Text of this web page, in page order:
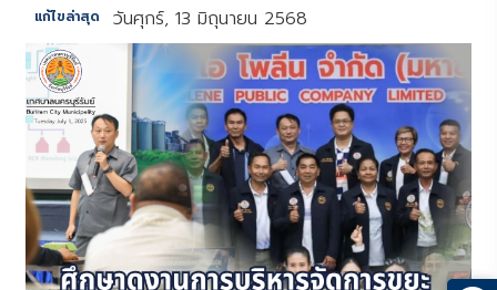
แก้ไขล่าสุด วันศุกร์, 13 มิถุนายน 2568